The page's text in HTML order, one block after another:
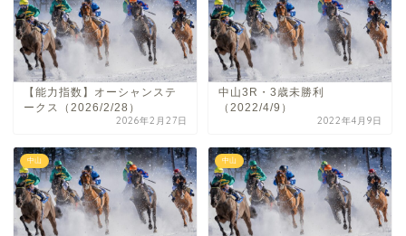
【能力指数】オーシャンステ
ークス（2026/2/28）
2026年2月27日
中山3R・3歳未勝利
（2022/4/9）
2022年4月9日
中山 中山